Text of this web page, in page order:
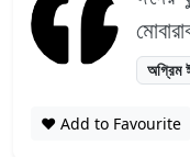
অগ্রিম
❤️ Add to Favourite